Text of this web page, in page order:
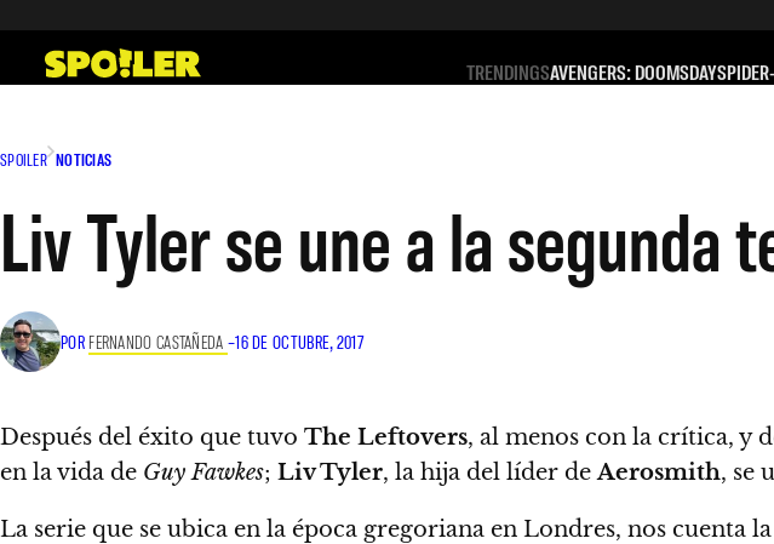
contenido
TRENDINGSAVENGERS: DOOMSDAY
SPOILER NOTICIAS
Liv Tyler se une a la segunda
POR FERNANDO CASTAÑEDA –16 DE OCTUBRE, 2017
Después del éxito que tuvo The Leftovers, al menos con la crítica, y
en la vida de Guy Fawkes; Liv Tyler, la hija del líder deAerosmith, se
La serie que se ubica en la época gregoriana en Londres, nos cuenta